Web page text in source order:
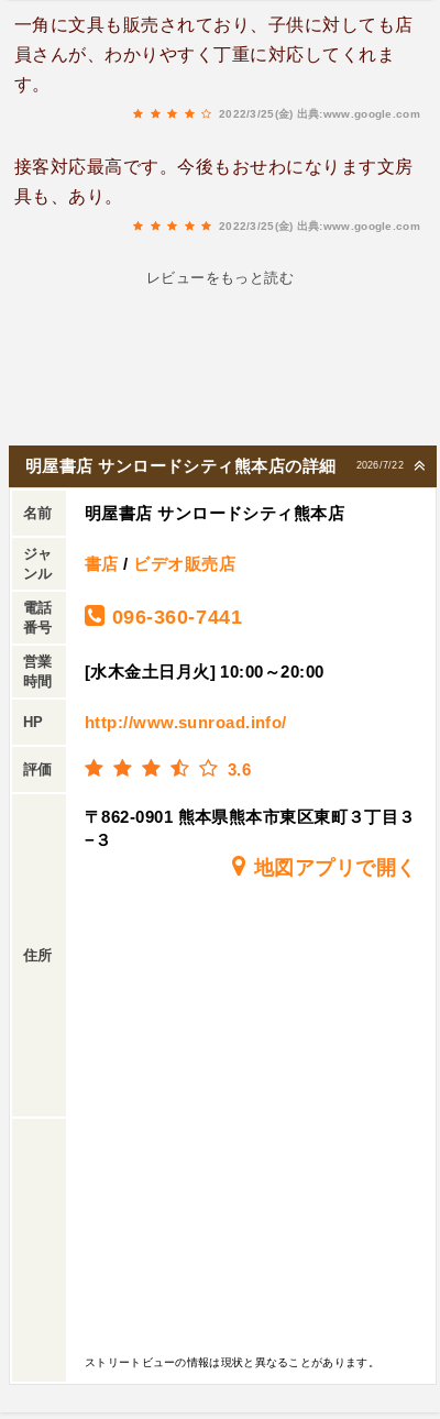
一角に文具も販売されており、子供に対しても店
員さんが、わかりやすく丁重に対応してくれま
す。
2022/3/25(金) 出典:www.google.com
接客対応最高です。今後もおせわになります文房
具も、あり。
2022/3/25(金) 出典:www.google.com
レビューをもっと読む
2026/7/22
明屋書店 サンロードシティ熊本店の詳細
名前 明屋書店 サンロードシティ熊本店
ジャ
ンル
書店 / ビデオ販売店
電話
番号
096-360-7441
営業
時間
[水木金土日月火] 10:00～20:00
HP http://www.sunroad.info/
評価 3.6
住所
〒862-0901 熊本県熊本市東区東町３丁目３
−３
地図アプリで開く
ストリートビューの情報は現状と異なることがあります。